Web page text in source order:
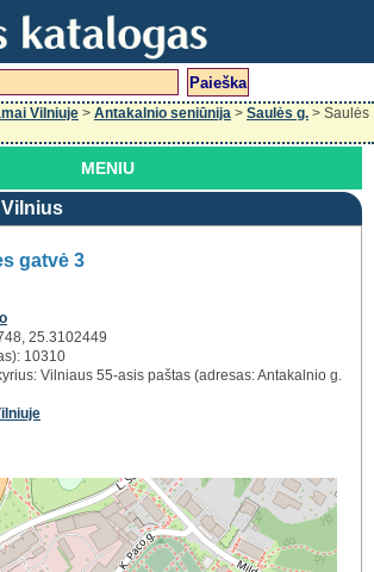
Vilniuje > Antakalnio seniūnija > Saulės g. > Saulės
MENIU
gatvė 3
25.3102449
10310
Vilniaus 55-asis paštas (adresas: Antakalnio g.